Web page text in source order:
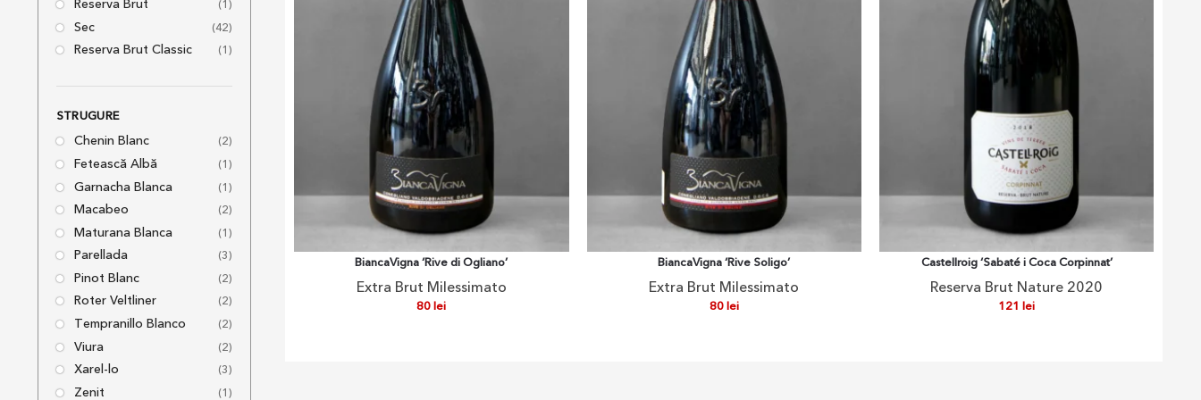
BiancaVigna ‘Rive di Ogliano’
Extra Brut Milessimato
80lei
BiancaVigna ‘Rive Soligo’
Extra Brut Milessimato
80lei
Castellroig ‘Sabaté i Coca Corpinnat’
Reserva Brut Nature 2020
121lei
Reserva Brut (1)
Sec (42)
Reserva Brut Classic (1)
STRUGURE
Chenin Blanc (2)
Fetească Albă (1)
Garnacha Blanca (1)
Macabeo (2)
Maturana Blanca (1)
Parellada (3)
Pinot Blanc (2)
Roter Veltliner (2)
Tempranillo Blanco (2)
Viura (2)
Xarel-lo (3)
Zenit (1)